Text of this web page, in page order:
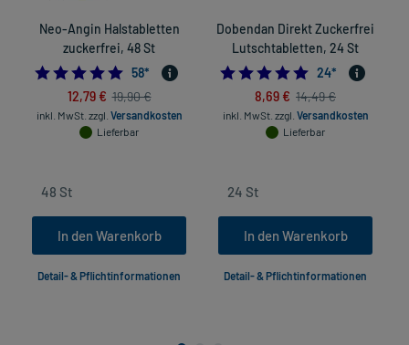
Neo-Angin Halstabletten
zuckerfrei, 48 St
4.948275862068965
58*
12,79 € 19,90 €
inkl. MwSt. zzgl. Versandkosten
Lieferbar
In den Warenkorb
Detail- & Pflichtinformationen
Dobendan Direkt Zuckerfrei
Lutschtabletten, 24 St
4.875
24*
8,69 € 14,49 €
inkl. MwSt. zzgl. Versandkosten
Lieferbar
In den Warenkorb
Detail- & Pflichtinformationen